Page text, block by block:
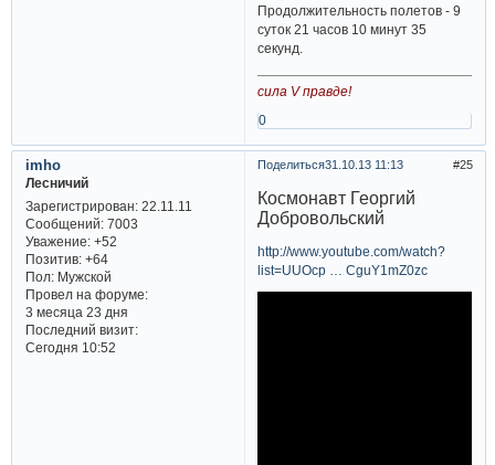
Продолжительность полетов - 9
суток 21 часов 10 минут 35
секунд.
сила V правде!
0
Поделиться 25
31.10.13 11:13
imho
Лесничий
Зарегистрирован: 22.11.11
Сообщений:7003
Уважение: +52
Позитив: +64
Пол:Мужской
Провел на форуме:
3 месяца 23 дня
Последний визит:
Сегодня 10:52
Космонавт Георгий
Добровольский
http://www.youtube.com/watch?
list=UUOcp … CguY1mZ0zc